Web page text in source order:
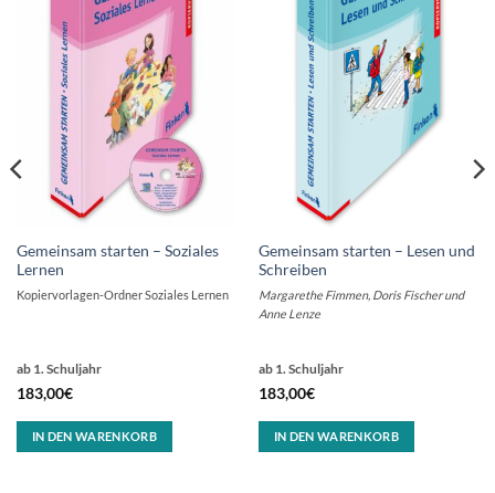
Gemeinsam starten – Soziales
Lernen
ab 1. Schuljahr
183,00€
Kopiervorlagen-Ordner Soziales Lernen
IN DEN WARENKORB
Gemeinsam starten – Lesen und
Schreiben
ab 1. Schuljahr
183,00€
Margarethe Fimmen, Doris Fischer und
Anne Lenze
IN DEN WARENKORB